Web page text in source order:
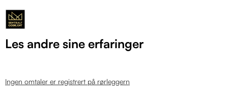
Les andre sine erfaringer
Ingen omtaler er registrert på rørleggern